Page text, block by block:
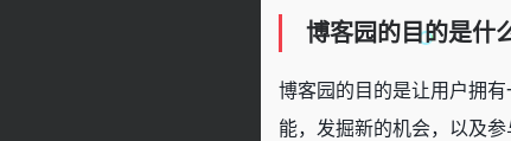
博客园的目的是什
博客园的目的是让用户拥
能，发掘新的机会，以及参